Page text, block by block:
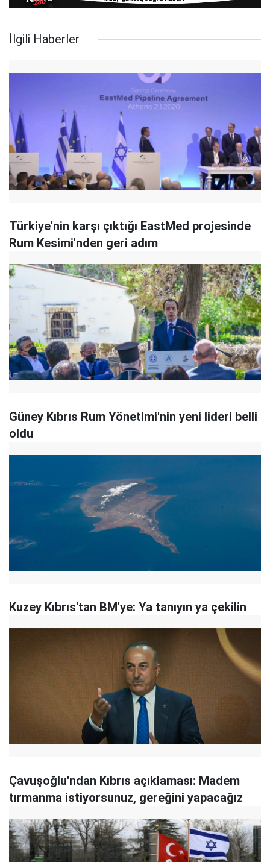
İlgili Haberler
Türkiye'nin karşı çıktığı EastMed projesinde
Rum Kesimi'nden geri adım
Güney Kıbrıs Rum Yönetimi'nin yeni lideri belli
oldu
Kuzey Kıbrıs'tan BM'ye: Ya tanıyın ya çekilin
Çavuşoğlu'ndan Kıbrıs açıklaması: Madem
tırmanma istiyorsunuz, gereğini yapacağız